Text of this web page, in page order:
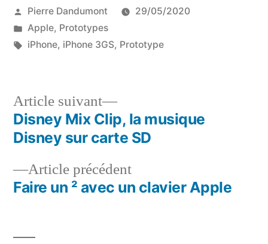
Publié
par
Pierre Dandumont
29/05/2020
Publié
dans
Apple, Prototypes
Étiquettes :
iPhone, iPhone 3GS, Prototype
Navigation
l’article
Article précédentArticle
précédent :
Faire un ² avec un clavier Apple
Article suivant
Article
suivant :
Disney Mix Clip, la musique
Disney sur carte SD